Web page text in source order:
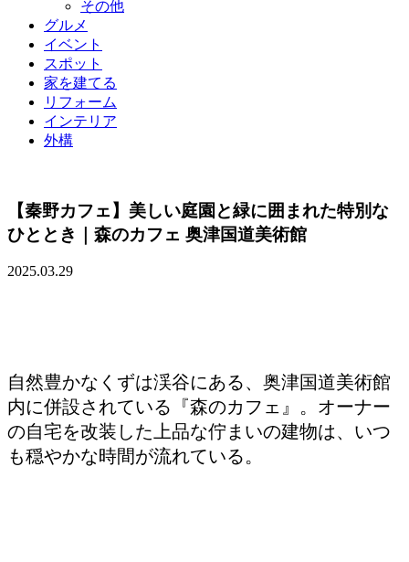
その他
グルメ
イベント
スポット
家を建てる
リフォーム
インテリア
外構
【秦野カフェ】美しい庭園と緑に囲まれた特別な
ひととき｜森のカフェ 奥津国道美術館
2025.03.29
自然豊かなくずは渓谷にある、奥津国道美術館
内に併設されている『森のカフェ』。オーナー
の自宅を改装した上品な佇まいの建物は、いつ
も穏やかな時間が流れている。